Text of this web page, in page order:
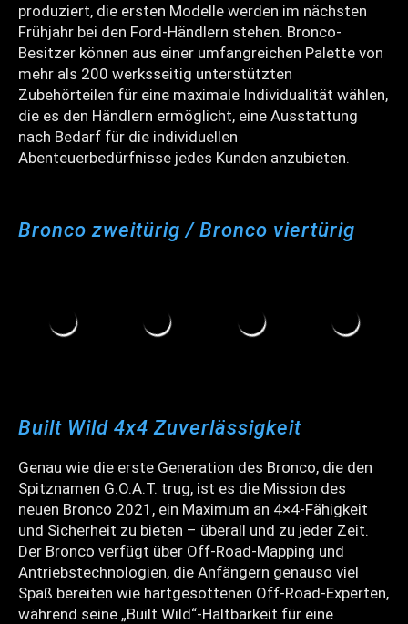
produziert, die ersten Modelle werden im nächsten
Frühjahr bei den Ford-Händlern stehen. Bronco-
Besitzer können aus einer umfangreichen Palette von
mehr als 200 werksseitig unterstützten
Zubehörteilen für eine maximale Individualität wählen,
die es den Händlern ermöglicht, eine Ausstattung
nach Bedarf für die individuellen
Abenteuerbedürfnisse jedes Kunden anzubieten.
Bronco zweitürig / Bronco viertürig
Built Wild 4x4 Zuverlässigkeit
Genau wie die erste Generation des Bronco, die den
Spitznamen G.O.A.T. trug, ist es die Mission des
neuen Bronco 2021, ein Maximum an 4×4-Fähigkeit
und Sicherheit zu bieten – überall und zu jeder Zeit.
Der Bronco verfügt über Off-Road-Mapping und
Antriebstechnologien, die Anfängern genauso viel
Spaß bereiten wie hartgesottenen Off-Road-Experten,
während seine „Built Wild“-Haltbarkeit für eine